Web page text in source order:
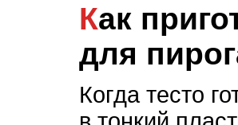
Как приготовить основу
для
Когда тесто